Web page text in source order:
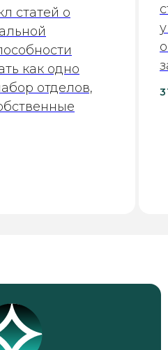
статей о
как одно
отделов,